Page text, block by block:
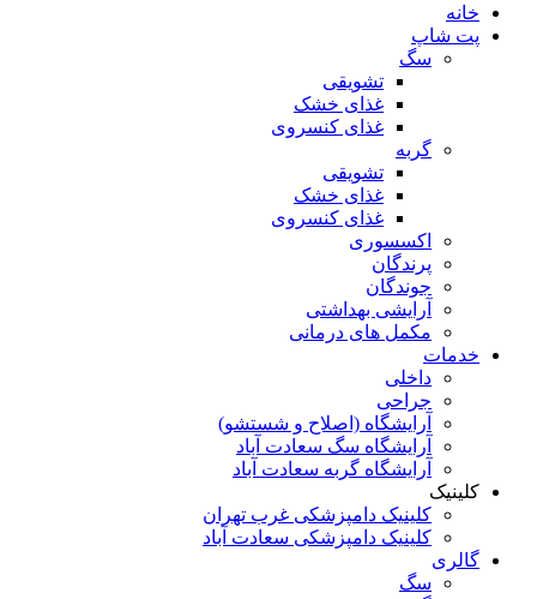
خانه
پت شاپ
سگ
تشویقی
غذای خشک
غذای کنسروی
گربه
تشویقی
غذای خشک
غذای کنسروی
اکسسوری
پرندگان
جوندگان
آرایشی بهداشتی
مکمل های درمانی
خدمات
داخلی
جراحی
آرایشگاه (اصلاح و شستشو)
آرایشگاه سگ سعادت آباد
آرایشگاه گربه سعادت آباد
کلینیک
کلینیک دامپزشکی غرب تهران
کلینیک دامپزشکی سعادت آباد
گالری
سگ